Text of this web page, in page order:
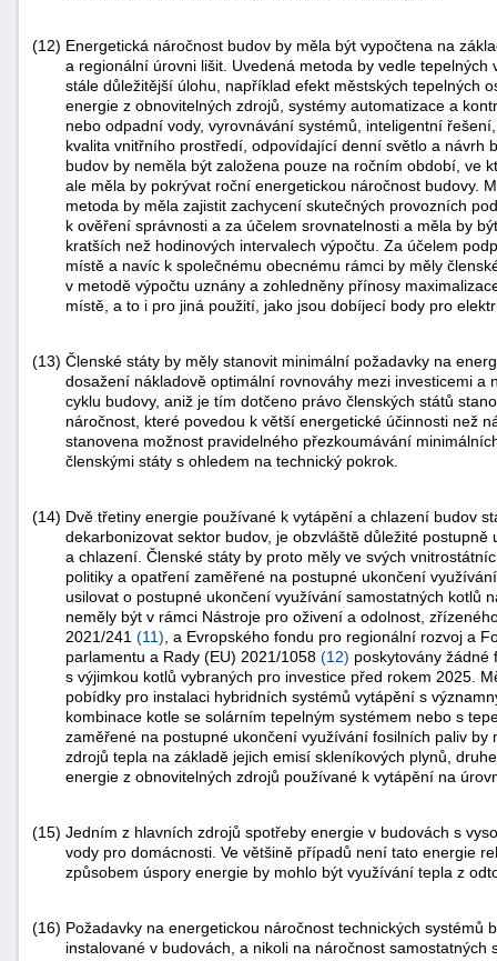
(12) Energetická náročnost budov by měla být vypočtena na
a regionální úrovni lišit. Uvedená metoda by vedle
stále důležitější úlohu, například efekt městských tepelných
energie z obnovitelných zdrojů, systémy automatizace a
nebo odpadní vody, vyrovnávání systémů, inteligentní
kvalita vnitřního prostředí, odpovídající denní světlo a návrh
budov by neměla být založena pouze na ročním období, ve
ale měla by pokrývat roční energetickou náročnost budovy.
metoda by měla zajistit zachycení skutečných provozních
k ověření správnosti a za účelem srovnatelnosti a měla by
kratších než hodinových intervalech výpočtu. Za účelem
místě a navíc k společnému obecnému rámci by měly
v metodě výpočtu uznány a zohledněny přínosy
místě, a to i pro jiná použití, jako jsou dobíjecí body pro
(13) Členské státy by měly stanovit minimální požadavky na
dosažení nákladově optimální rovnováhy mezi investicemi
cyklu budovy, aniž je tím dotčeno právo členských států
náročnost, které povedou k větší energetické účinnosti než
stanovena možnost pravidelného přezkoumávání
členskými státy s ohledem na technický pokrok.
(14) Dvě třetiny energie používané k vytápění a chlazení budov
dekarbonizovat sektor budov, je obzvláště důležité
a chlazení. Členské státy by proto měly ve svých
politiky a opatření zaměřené na postupné ukončení
usilovat o postupné ukončení využívání samostatných kotlů
neměly být v rámci Nástroje pro oživení a odolnost,
2021/241 (11) , a Evropského fondu pro regionální rozvoj a
parlamentu a Rady (EU) 2021/1058 (12) poskytovány žádné
s výjimkou kotlů vybraných pro investice před rokem 2025.
pobídky pro instalaci hybridních systémů vytápění s
kombinace kotle se solárním tepelným systémem nebo s
zaměřené na postupné ukončení využívání fosilních paliv
zdrojů tepla na základě jejich emisí skleníkových plynů,
energie z obnovitelných zdrojů používané k vytápění na
(15) Jedním z hlavních zdrojů spotřeby energie v budovách s
vody pro domácnosti. Ve většině případů není tato energie
způsobem úspory energie by mohlo být využívání tepla z
(16) Požadavky na energetickou náročnost technických systémů
instalované v budovách, a nikoli na náročnost